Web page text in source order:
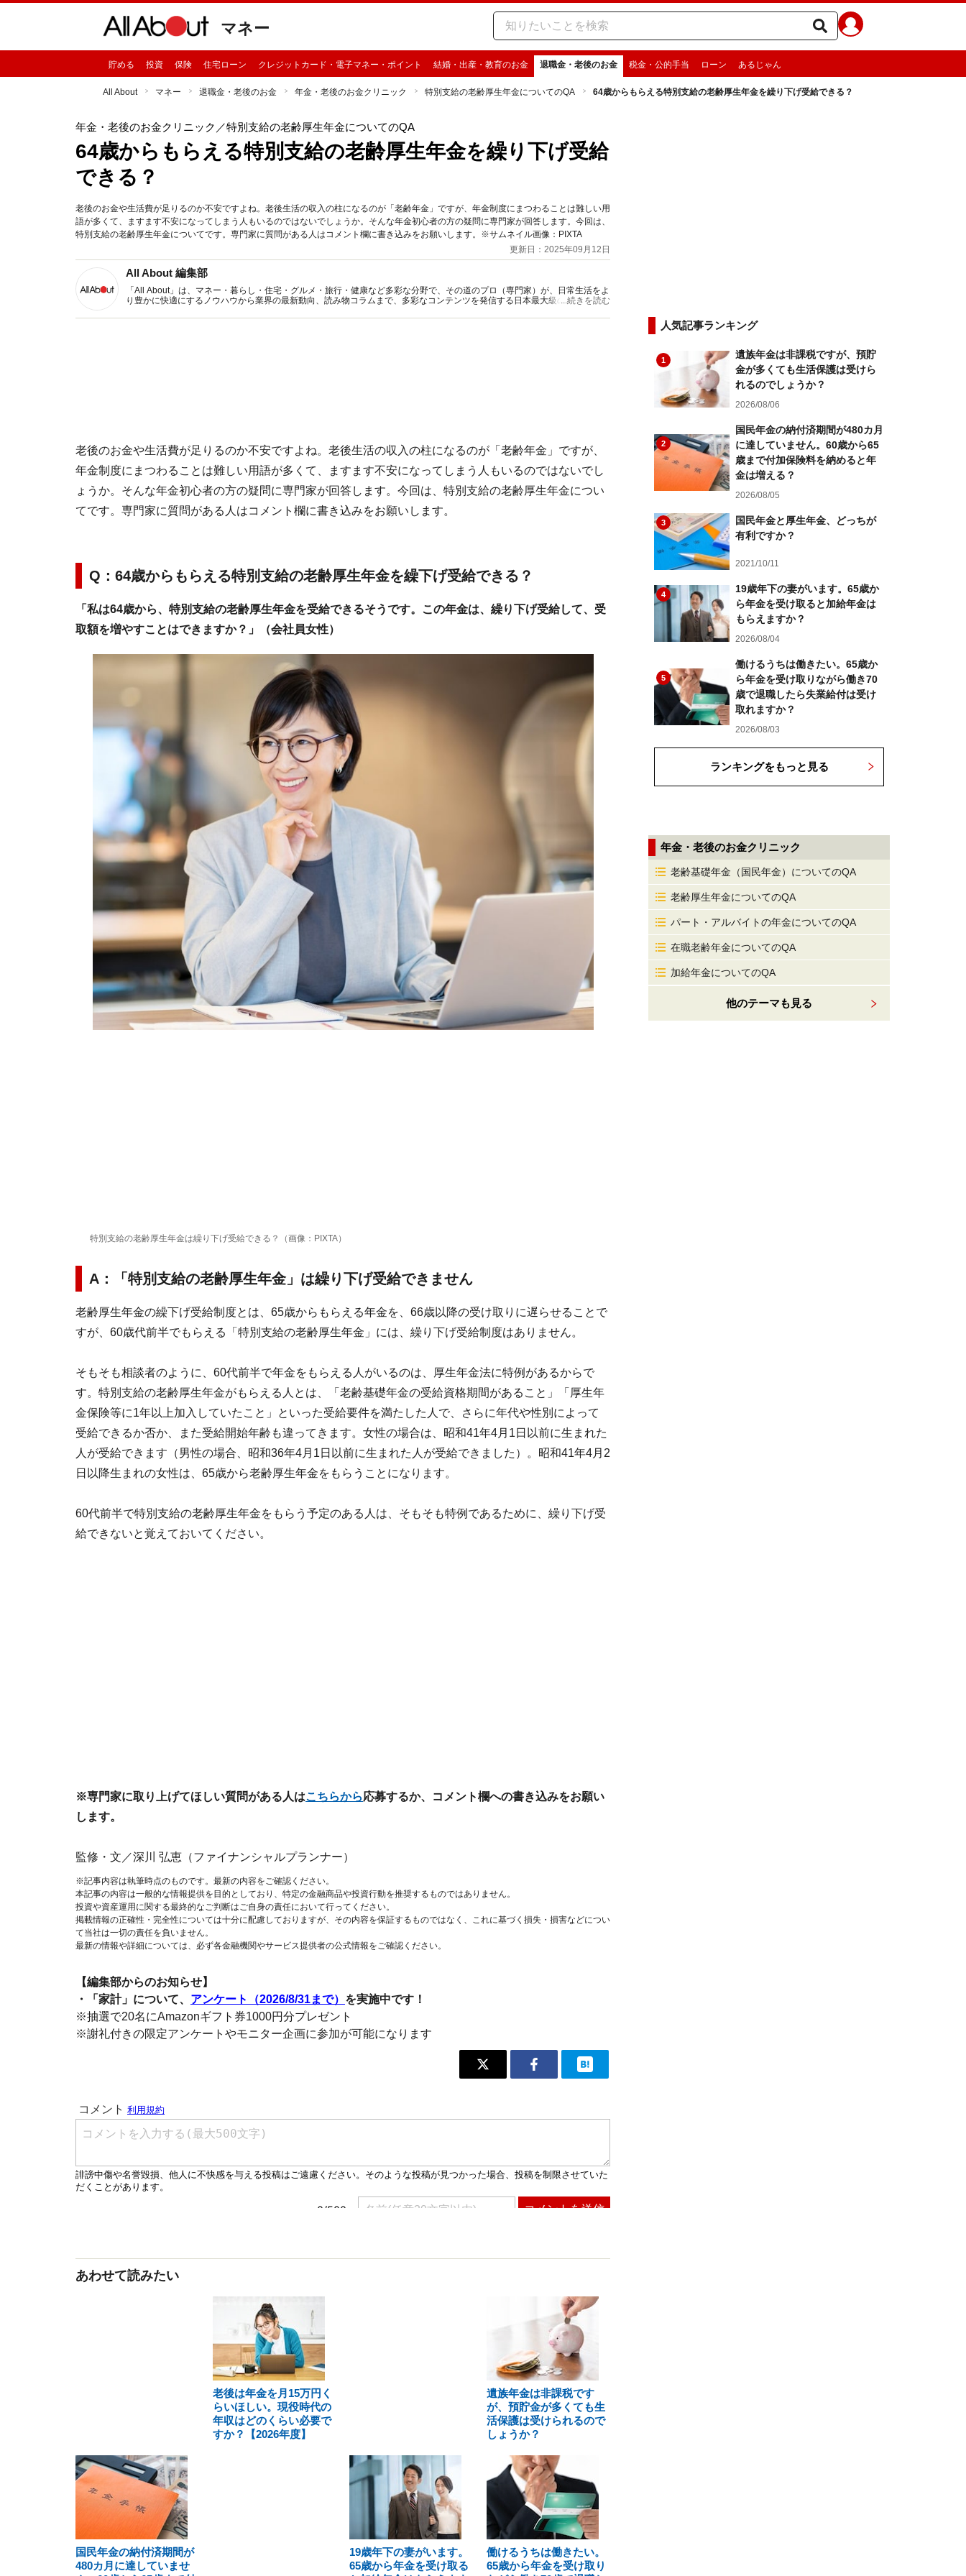
マネー
貯める 投資 保険 住宅ローン クレジットカード・電子マネー・ポイント 結婚・出産・教育のお金 退職金・老後のお金 税金・公的手当 ローン あるじゃん
All About マネー 退職金・老後のお金 年金・老後のお金クリニック 特別支給の老齢厚生年金についてのQA 64歳からもらえる特別支給の老齢厚生年金を繰り下げ受給できる？
年金・老後のお金クリニック ／特別支給の老齢厚生年金についてのQA
64歳からもらえる特別支給の老齢厚生年金を繰り下げ受給
できる？
老後のお金や生活費が足りるのか不安ですよね。老後生活の収入の柱になるのが「老齢年金」ですが、年金制度にまつわることは難しい用
語が多くて、ますます不安になってしまう人もいるのではないでしょうか。そんな年金初心者の方の疑問に専門家が回答します。今回は、
特別支給の老齢厚生年金についてです。専門家に質問がある人はコメント欄に書き込みをお願いします。※サムネイル画像：PIXTA
更新日：2025年09月12日
All About 編集部
「All About」は、マネー・暮らし・住宅・グルメ・旅行・健康など多彩な分野で、その道のプロ（専門家）が、日常生活をよ
り豊かに快適にするノウハウから業界の最新動向、読み物コラムまで、多彩なコンテンツを発信する日本最大級の総合情報サ
...続きを読む
老後のお金や生活費が足りるのか不安ですよね。老後生活の収入の柱になるのが「老齢年金」ですが、
年金制度にまつわることは難しい用語が多くて、ますます不安になってしまう人もいるのではないでし
ょうか。そんな年金初心者の方の疑問に専門家が回答します。今回は、特別支給の老齢厚生年金につい
てです。専門家に質問がある人はコメント欄に書き込みをお願いします。
Q：64歳からもらえる特別支給の老齢厚生年金を繰下げ受給できる？
「私は64歳から、特別支給の老齢厚生年金を受給できるそうです。この年金は、繰り下げ受給して、受
取額を増やすことはできますか？」（会社員女性）
特別支給の老齢厚生年金は繰り下げ受給できる？（画像：PIXTA）
A：「特別支給の老齢厚生年金」は繰り下げ受給できません
老齢厚生年金の繰下げ受給制度とは、65歳からもらえる年金を、66歳以降の受け取りに遅らせることで
すが、60歳代前半でもらえる「特別支給の老齢厚生年金」には、繰り下げ受給制度はありません。
そもそも相談者のように、60代前半で年金をもらえる人がいるのは、厚生年金法に特例があるからで
す。特別支給の老齢厚生年金がもらえる人とは、「老齢基礎年金の受給資格期間があること」「厚生年
金保険等に1年以上加入していたこと」といった受給要件を満たした人で、さらに年代や性別によって
受給できるか否か、また受給開始年齢も違ってきます。女性の場合は、昭和41年4月1日以前に生まれた
人が受給できます（男性の場合、昭和36年4月1日以前に生まれた人が受給できました）。昭和41年4月2
日以降生まれの女性は、65歳から老齢厚生年金をもらうことになります。
60代前半で特別支給の老齢厚生年金をもらう予定のある人は、そもそも特例であるために、繰り下げ受
給できないと覚えておいてください。
※専門家に取り上げてほしい質問がある人はこちらから応募するか、コメント欄への書き込みをお願い
します。
監修・文／深川 弘恵（ファイナンシャルプランナー）
※記事内容は執筆時点のものです。最新の内容をご確認ください。
本記事の内容は一般的な情報提供を目的としており、特定の金融商品や投資行動を推奨するものではありません。
投資や資産運用に関する最終的なご判断はご自身の責任において行ってください。
掲載情報の正確性・完全性については十分に配慮しておりますが、その内容を保証するものではなく、これに基づく損失・損害などについ
て当社は一切の責任を負いません。
最新の情報や詳細については、必ず各金融機関やサービス提供者の公式情報をご確認ください。
【編集部からのお知らせ】
・「家計」について、 アンケート（2026/8/31まで） を実施中です！
※抽選で20名にAmazonギフト券1000円分プレゼント
※謝礼付きの限定アンケートやモニター企画に参加が可能になります
あわせて読みたい
老後は年金を月15万円く
らいほしい。現役時代の
年収はどのくらい必要で
すか？【2026年度】
遺族年金は非課税です
が、預貯金が多くても生
活保護は受けられるので
しょうか？
国民年金の納付済期間が
480カ月に達していませ
19歳年下の妻がいます。
65歳から年金を受け取る
働けるうちは働きたい。
65歳から年金を受け取り
人気記事ランキング
1
遺族年金は非課税ですが、預貯
金が多くても生活保護は受けら
れるのでしょうか？
2026/08/06
2
国民年金の納付済期間が480カ月
に達していません。60歳から65
歳まで付加保険料を納めると年
金は増える？
2026/08/05
3
国民年金と厚生年金、どっちが
有利ですか？
2021/10/11
4
19歳年下の妻がいます。65歳か
ら年金を受け取ると加給年金は
もらえますか？
2026/08/04
5
働けるうちは働きたい。65歳か
ら年金を受け取りながら働き70
歳で退職したら失業給付は受け
取れますか？
2026/08/03
ランキングをもっと見る
年金・老後のお金クリニック
老齢基礎年金（国民年金）についてのQA
老齢厚生年金についてのQA
パート・アルバイトの年金についてのQA
在職老齢年金についてのQA
加給年金についてのQA
他のテーマも見る